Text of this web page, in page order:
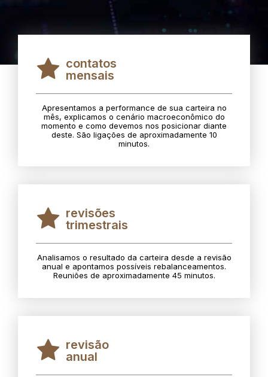
contatos
mensais
Apresentamos a performance de sua carteira no
mês, explicamos o cenário macroeconômico do
momento e como devemos nos posicionar diante
deste. São ligações de aproximadamente 10
minutos.
revisões
trimestrais
Analisamos o resultado da carteira desde a revisão
anual e apontamos possíveis rebalanceamentos.
Reuniões de aproximadamente 45 minutos.
revisão
anual